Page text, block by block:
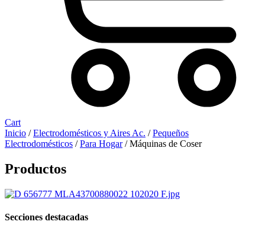
Cart
Inicio /Electrodomésticos y Aires Ac. /Pequeños
Electrodomésticos /Para Hogar/ Máquinas de Coser
Productos
Secciones destacadas